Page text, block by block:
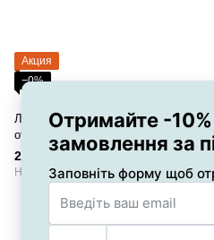
Акция
−0%
Лосьон для проблемной кожи
от комедонов и чёрных точек
Skinexi Soft Daily Lotion 15 мл
290 грн
Нет в наличии